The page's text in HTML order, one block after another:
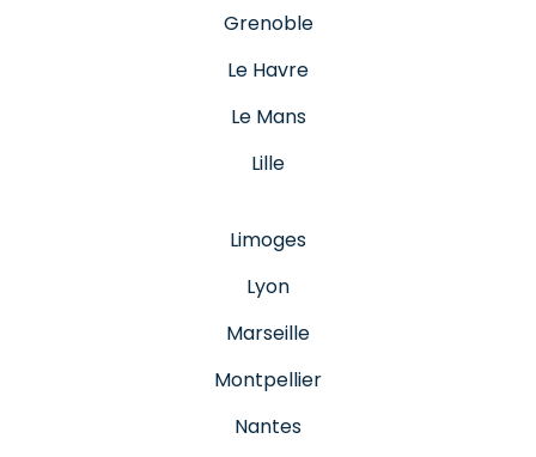
Grenoble
Le Havre
Le Mans
Lille
Limoges
Lyon
Marseille
Montpellier
Nantes